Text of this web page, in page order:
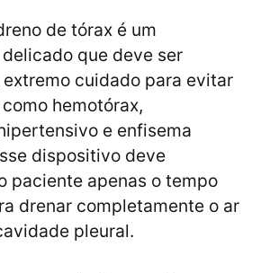
de tórax é um
que deve ser
cuidado para evitar
hemotórax,
e enfisema
dispositivo deve
paciente apenas o tempo
drenar completamente o ar
pleural.